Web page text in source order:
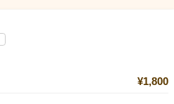
¥1,800